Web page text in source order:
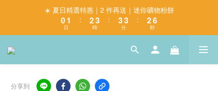
☀️ 夏日精選特惠｜2 件再送｜迷你礦物粉餅
1
0
2
1
0
日
:
3
2
1
4
3
2
時
:
4
3
2
4
3
2
分
:
3
2
1
6
5
4
3
2
秒
分享到